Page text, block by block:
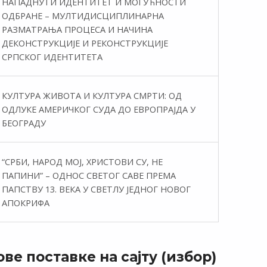
ОДБРАНЕ – МУЛТИДИСЦИПЛИНАРНА
РАЗМАТРАЊА ПРОЦЕСА И НАЧИНА
ДЕКОНСТРУКЦИЈЕ И РЕКОНСТРУКЦИЈЕ
СРПСКОГ ИДЕНТИТЕТА
КУЛТУРА ЖИВОТА И КУЛТУРА СМРТИ: ОД
ОДЛУКЕ АМЕРИЧКОГ СУДА ДО ЕВРОПРАЈДА У
БЕОГРАДУ
“СРБИ, НАРОД МОЈ, ХРИСТОВИ СУ, НЕ
ПАПИНИ” – ОДНОС СВЕТОГ САВЕ ПРЕМА
ПАПСТВУ 13. ВЕКА У СВЕТЛУ ЈЕДНОГ НОВОГ
АПОКРИФА
поставке на сајту (избор)